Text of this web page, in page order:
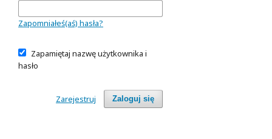
Zapomniałeś(aś) hasła?
Zapamiętaj nazwę użytkownika i
hasło
Zaloguj się
Zarejestruj